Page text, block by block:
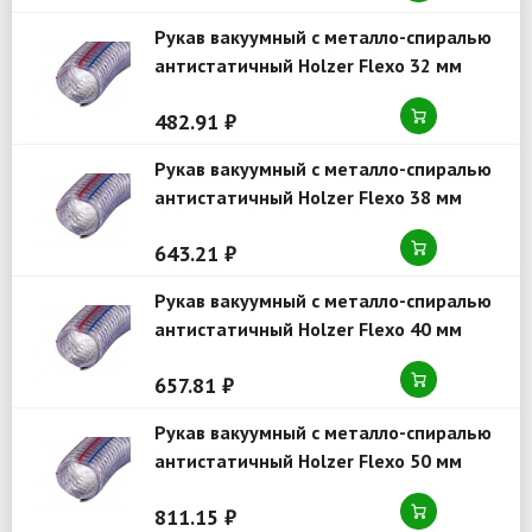
Рукав вакуумный с металло-спиралью
антистатичный Holzer Flexo 32 мм
482.91 ₽
Рукав вакуумный с металло-спиралью
антистатичный Holzer Flexo 38 мм
643.21 ₽
Рукав вакуумный с металло-спиралью
антистатичный Holzer Flexo 40 мм
657.81 ₽
Рукав вакуумный с металло-спиралью
антистатичный Holzer Flexo 50 мм
811.15 ₽